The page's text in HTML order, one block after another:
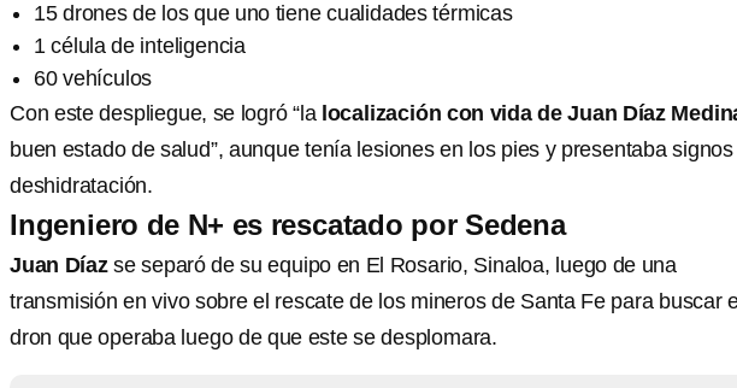
15 drones de los que uno tiene cualidades térmicas
1 célula de inteligencia
60 vehículos
Con este despliegue, se logró “la localización con vida de Juan Díaz
buen estado de salud”, aunque tenía lesiones en los pies y presentaba
deshidratación.
Ingeniero de N+ es rescatado por Sedena
Juan Díazse separó de su equipo en El Rosario, Sinaloa, luego de una
transmisión en vivo sobre el rescate de los mineros de Santa Fe para buscar
dron que operaba luego de que este se desplomara.